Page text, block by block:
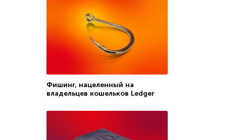
Фишинг, нацеленный на
владельцев кошельков Ledger